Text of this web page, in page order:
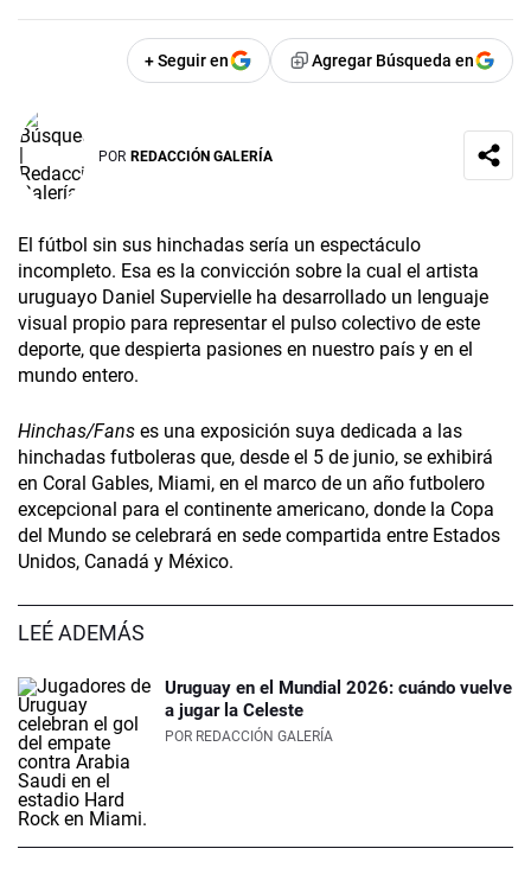
+ Seguir en Agregar Búsqueda en
POR REDACCIÓN GALERÍA
El fútbol sin sus hinchadas sería un espectáculo
incompleto. Esa es la convicción sobre la cual el artista
uruguayo Daniel Supervielle ha desarrollado un lenguaje
visual propio para representar el pulso colectivo de este
deporte, que despierta pasiones en nuestro país y en el
mundo entero.
Hinchas/Fans es una exposición suya dedicada a las
hinchadas futboleras que, desde el 5 de junio, se exhibirá
en Coral Gables, Miami, en el marco de un año futbolero
excepcional para el continente americano, donde la Copa
del Mundo se celebrará en sede compartida entre Estados
Unidos, Canadá y México.
LEÉ ADEMÁS
Uruguay en el Mundial 2026: cuándo vuelve
a jugar la Celeste
POR REDACCIÓN GALERÍA